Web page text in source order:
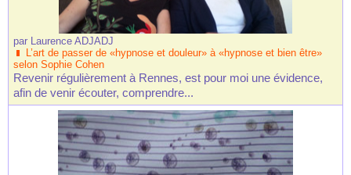
par Laurence ADJADJ
L’art de passer de «hypnose et douleur» à «hypnose et bien être»
selon Sophie Cohen
Revenir régulièrement à Rennes, est pour moi une évidence,
afin de venir écouter, comprendre...